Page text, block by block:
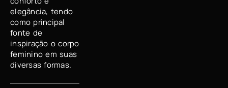
elegância, tendo
como principal
fonte de
inspiração o corpo
feminino em suas
diversas formas.